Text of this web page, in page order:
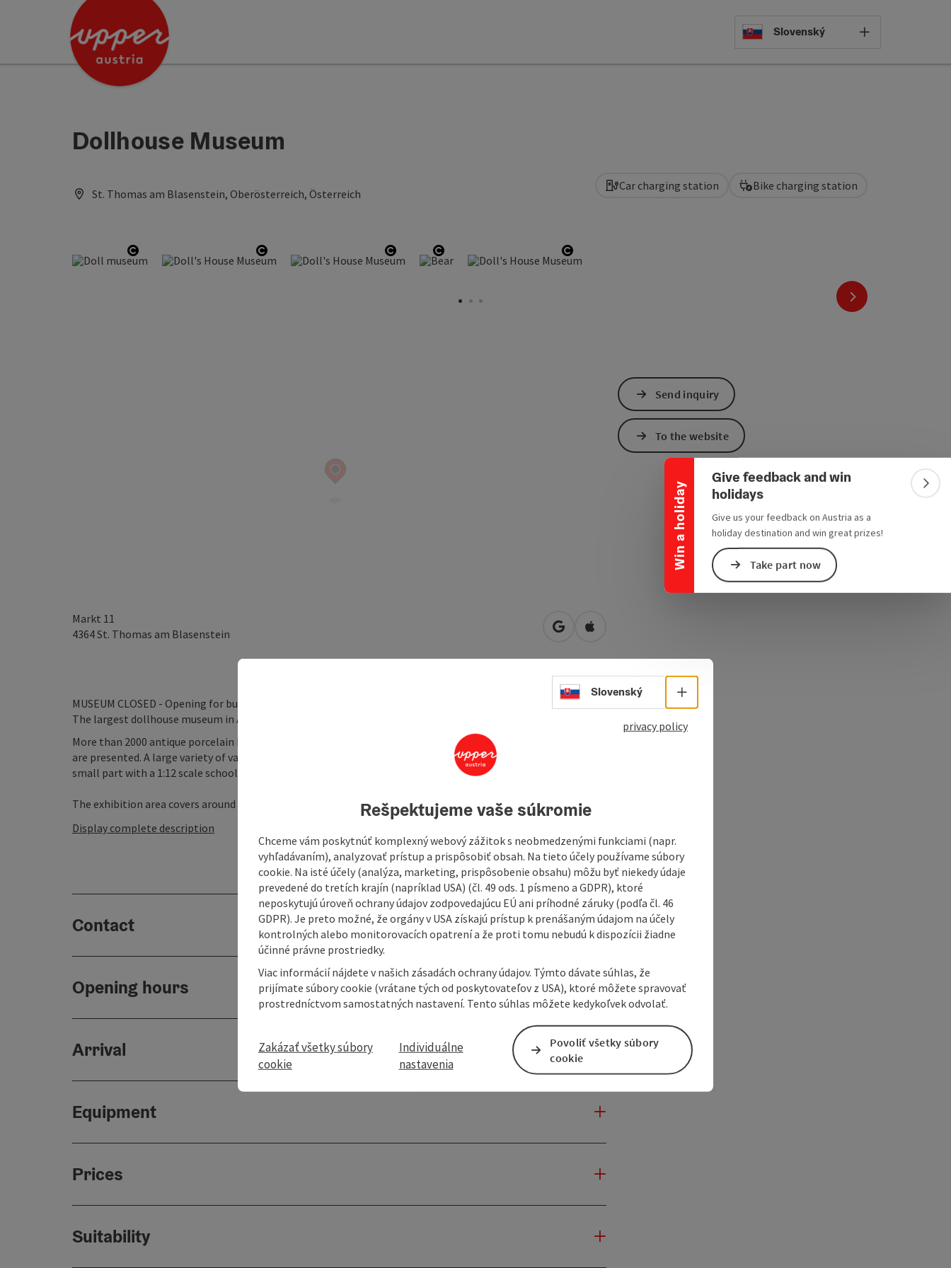
Accesskey
Accesskey
Win a holiday
Collapse banner
Give feedback and win
holidays
Give us your feedback on Austria as a
holiday destination and win great prizes!
Take part now
Select
Slovenský
Dollhouse Museum
St. Thomas am Blasenstein, Oberösterreich, Österreich
Open copyright Open copyright Open copyrightOpen copyright Open copyright
next slide
Car charging station Bike charging station
Markt 11
4364St. Thomas am Blasenstein open in Google Maps
Open in Apple Maps
MUSEUM CLOSED - Opening for buses and groups by appointment via email welcome@puppenhausmuseum.at
The largest dollhouse museum in Austria. Pros say quality like this won't be seen again until London.
More than 2000 antique porcelain head dolls and everything that the doll mother played with 100 years ago
are presented. A large variety of various dollhouses and houses will enchant you and take you back in time. A
small part with a 1:12 scale school is dedicated to modern "miniaturists".
The exhibition area covers around 450 m² and is located in a former school in the middle of the ...
Display complete description
Contact
Opening hours
Arrival
Equipment
Prices
Suitability
Send inquiry
To the website
Select language - Open menu
Slovenský
privacy policy
Rešpektujeme vaše súkromie
Chceme vám poskytnúť komplexný webový zážitok s neobmedzenými funkciami (napr.
vyhľadávaním), analyzovať prístup a prispôsobiť obsah. Na tieto účely používame súbory
cookie. Na isté účely (analýza, marketing, prispôsobenie obsahu) môžu byť niekedy údaje
prevedené do tretích krajín (napríklad USA) (čl. 49 ods. 1 písmeno a GDPR), ktoré
neposkytujú úroveň ochrany údajov zodpovedajúcu EÚ ani príhodné záruky (podľa čl. 46
GDPR). Je preto možné, že orgány v USA získajú prístup k prenášaným údajom na účely
kontrolných alebo monitorovacích opatrení a že proti tomu nebudú k dispozícii žiadne
účinné právne prostriedky.
Viac informácií nájdete v našich zásadách ochrany údajov. Týmto dávate súhlas, že
prijímate súbory cookie (vrátane tých od poskytovateľov z USA), ktoré môžete spravovať
prostredníctvom samostatných nastavení. Tento súhlas môžete kedykoľvek odvolať.
Zakázať všetky súbory
cookie
Individuálne
nastavenia
Povoliť všetky súbory
cookie